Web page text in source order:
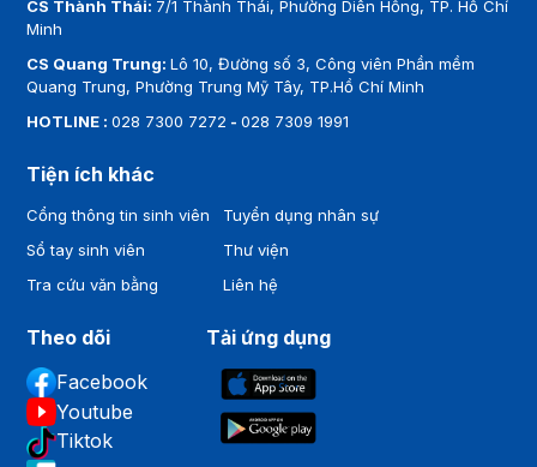
CS Thành Thái: 7/1 Thành Thái, Phường Diên Hồng, TP. Hồ Chí
Minh
CS Quang Trung:Lô 10, Đường số 3, Công viên Phần mềm
Quang Trung, Phường Trung Mỹ Tây, TP.Hồ Chí Minh
HOTLINE :028 7300 7272 -028 7309 1991
Tiện ích khác
Cổng thông tin sinh viên
Sổ tay sinh viên
Tra cứu văn bằng
Tuyển dụng nhân sự
Thư viện
Liên hệ
Theo dõi
Facebook
Youtube
Tiktok
Tải ứng dụng